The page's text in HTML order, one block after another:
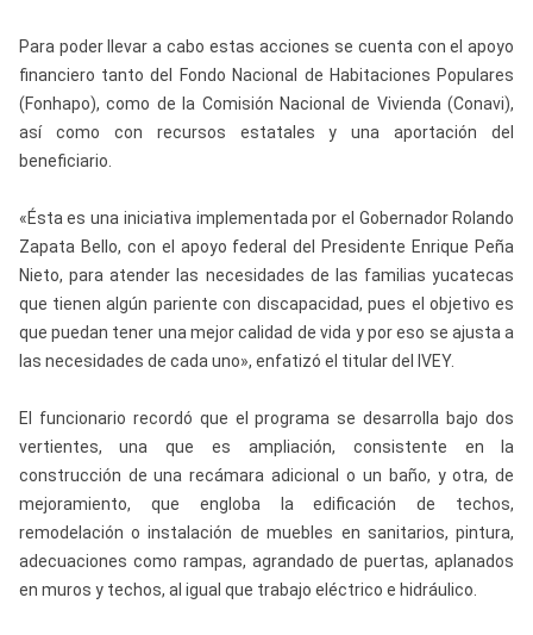
Para poder llevar a cabo estas acciones se cuenta con el apoyo
financiero tanto del Fondo Nacional de Habitaciones Populares
(Fonhapo), como de la Comisión Nacional de Vivienda (Conavi),
así como con recursos estatales y una aportación del
beneficiario.
«Ésta es una iniciativa implementada por el Gobernador Rolando
Zapata Bello, con el apoyo federal del Presidente Enrique Peña
Nieto, para atender las necesidades de las familias yucatecas
que tienen algún pariente con discapacidad, pues el objetivo es
que puedan tener una mejor calidad de vida y por eso se ajusta a
las necesidades de cada uno», enfatizó el titular del IVEY.
El funcionario recordó que el programa se desarrolla bajo dos
vertientes, una que es ampliación, consistente en la
construcción de una recámara adicional o un baño, y otra, de
mejoramiento, que engloba la edificación de techos,
remodelación o instalación de muebles en sanitarios, pintura,
adecuaciones como rampas, agrandado de puertas, aplanados
en muros y techos, al igual que trabajo eléctrico e hidráulico.